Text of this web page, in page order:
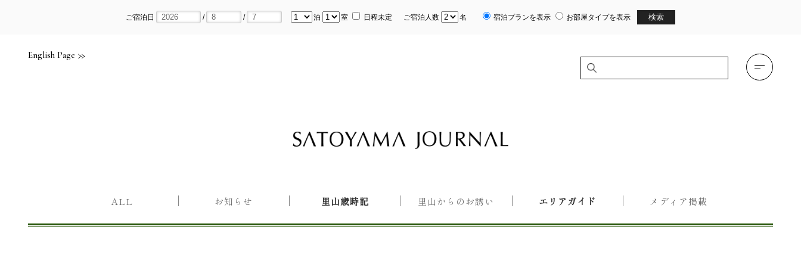
English Page
ご宿泊日 / / 泊 室 日程未定 ご宿泊人数 名 宿泊プランを表示 お部屋タイプを表示
ALL お知らせ 里山歳時記 里山からのお誘い エリアガイド メディア掲載